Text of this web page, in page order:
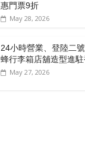
惠門票9折
May 28, 2026
24小時營業、登陸二
蜂行李箱店舖造型進
May 27, 2026